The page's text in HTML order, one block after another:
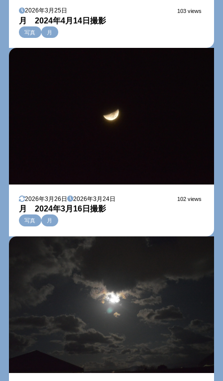
2026年3月25日 103 views
月 2024年4月14日撮影
写真 月
2026年3月26日 2026年3月24日 102 views
月 2024年3月16日撮影
写真 月